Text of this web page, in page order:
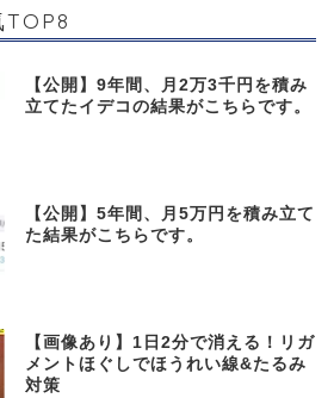
TOP8
【公開】9年間、月2万3千円を積み
立てたイデコの結果がこちらです。
【公開】5年間、月5万円を積み立て
た結果がこちらです。
【画像あり】1日2分で消える！リガ
メントほぐしでほうれい線&たるみ
対策